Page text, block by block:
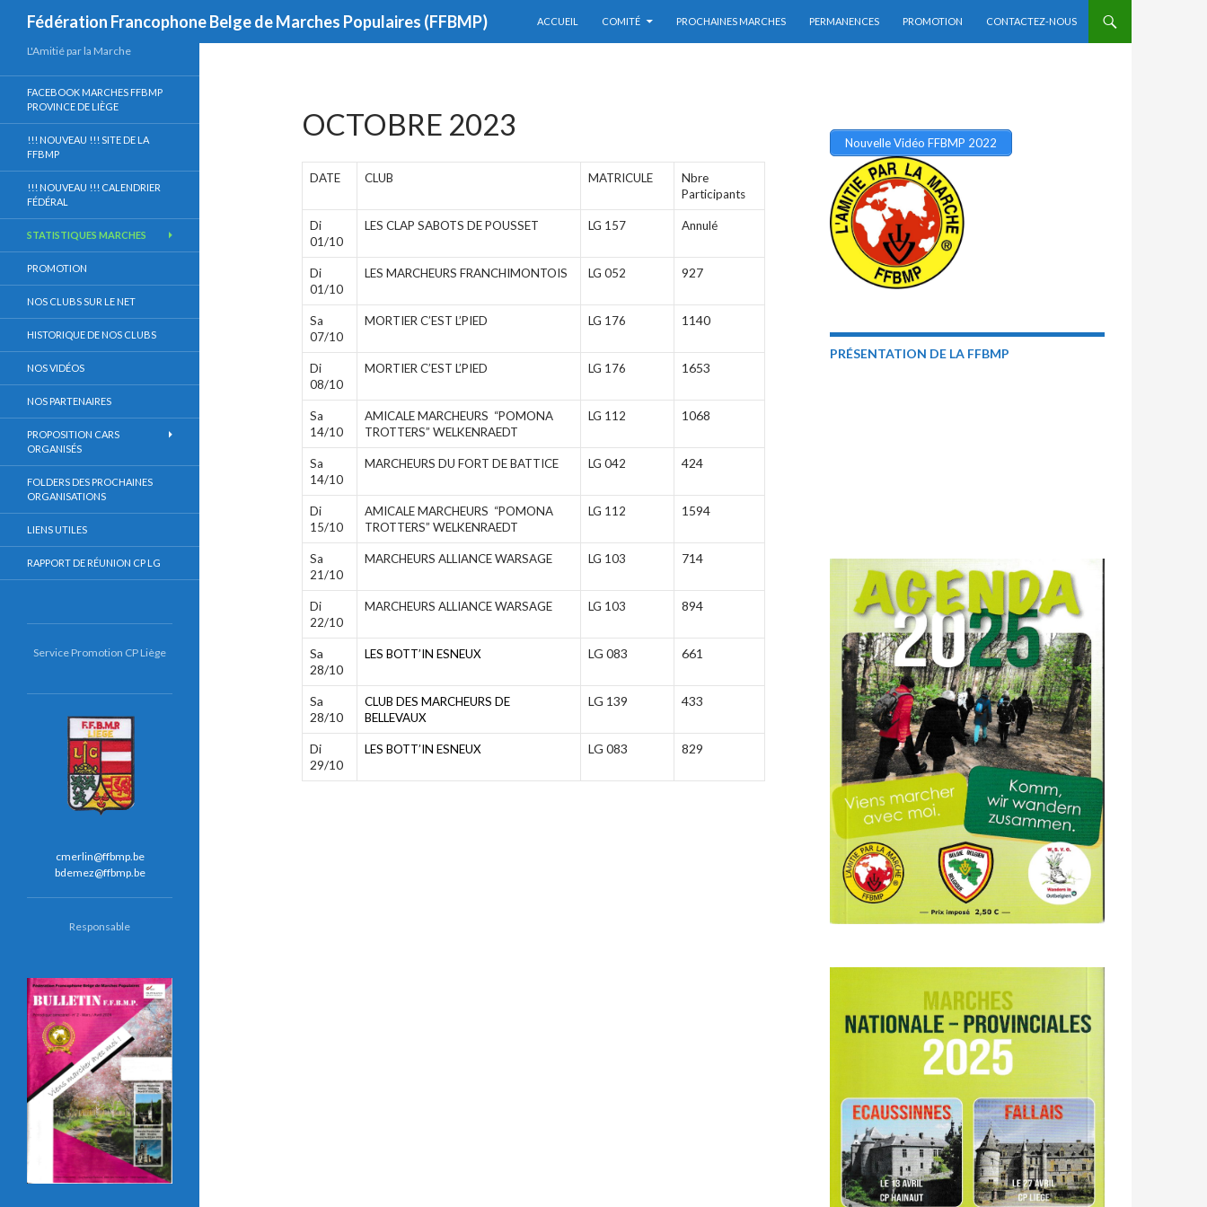
Aller
au
contenu
Fédération Francophone Belge de Marches Populaires (FFBMP) ACCUEIL COMITÉ PROCHAINES MARCHES PERMANENCES PROMOTION CONTACTEZ-NOUS
OCTOBRE 2023
DATE CLUB MATRICULE
Nbre
Participants
Di
01/10
LES CLAP SABOTS DE POUSSET LG 157 Annulé
Di
01/10
LES MARCHEURS FRANCHIMONTOIS LG 052 927
Sa
07/10
MORTIER C’EST L’PIED LG 176 1140
Di
08/10
MORTIER C’EST L’PIED LG 176 1653
Sa
14/10
AMICALE MARCHEURS “POMONA
TROTTERS” WELKENRAEDT
LG 112 1068
Sa
14/10
MARCHEURS DU FORT DE BATTICE LG 042 424
Di
15/10
AMICALE MARCHEURS “POMONA
TROTTERS” WELKENRAEDT
LG 112 1594
Sa
21/10
MARCHEURS ALLIANCE WARSAGE LG 103 714
Di
22/10
MARCHEURS ALLIANCE WARSAGE LG 103 894
Sa
28/10
LES BOTT’IN ESNEUX LG 083 661
Sa
28/10
CLUB DES MARCHEURS DE
BELLEVAUX
LG 139 433
Di
29/10
LES BOTT’IN ESNEUX LG 083 829
Nouvelle Vidéo FFBMP 2022
PRÉSENTATION DE LA FFBMP
L'Amitié par la Marche
FACEBOOK MARCHES FFBMP
PROVINCE DE LIÈGE
!!! NOUVEAU !!! SITE DE LA
FFBMP
!!! NOUVEAU !!! CALENDRIER
FÉDÉRAL
STATISTIQUES MARCHES
PROMOTION
NOS CLUBS SUR LE NET
HISTORIQUE DE NOS CLUBS
NOS VIDÉOS
NOS PARTENAIRES
PROPOSITION CARS
ORGANISÉS
FOLDERS DES PROCHAINES
ORGANISATIONS
LIENS UTILES
RAPPORT DE RÉUNION CP LG
Service Promotion CP Liège
cmerlin@ffbmp.be
bdemez@ffbmp.be
Responsable